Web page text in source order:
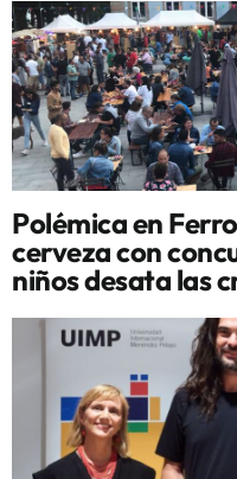
Polémica en
cerveza con
niños desata las